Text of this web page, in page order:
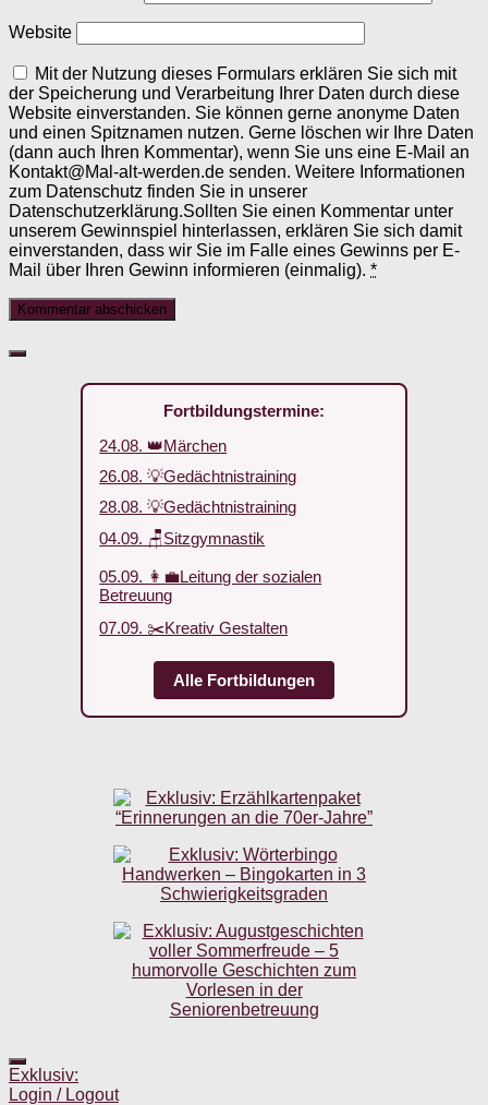
Website
Mit der Nutzung dieses Formulars erklären Sie sich mit
der Speicherung und Verarbeitung Ihrer Daten durch diese
Website einverstanden. Sie können gerne anonyme Daten
und einen Spitznamen nutzen. Gerne löschen wir Ihre Daten
(dann auch Ihren Kommentar), wenn Sie uns eine E-Mail an
Kontakt@Mal-alt-werden.de senden. Weitere Informationen
zum Datenschutz finden Sie in unserer
Datenschutzerklärung.Sollten Sie einen Kommentar unter
unserem Gewinnspiel hinterlassen, erklären Sie sich damit
einverstanden, dass wir Sie im Falle eines Gewinns per E-
Mail über Ihren Gewinn informieren (einmalig). *
Fortbildungstermine:
24.08. 👑Märchen
26.08. 💡Gedächtnistraining
28.08. 💡Gedächtnistraining
04.09. 🪑Sitzgymnastik
05.09. 👩‍💼Leitung der sozialen
Betreuung
07.09. ✂️Kreativ Gestalten
Alle Fortbildungen
Exklusiv:
Login / Logout